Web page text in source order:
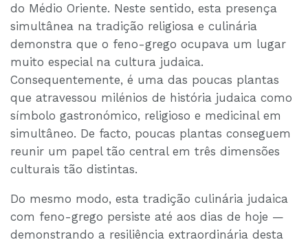
do Médio Oriente. Neste sentido, esta presença
simultânea na tradição religiosa e culinária
demonstra que o feno-grego ocupava um lugar
muito especial na cultura judaica.
Consequentemente, é uma das poucas plantas
que atravessou milénios de história judaica como
símbolo gastronómico, religioso e medicinal em
simultâneo. De facto, poucas plantas conseguem
reunir um papel tão central em três dimensões
culturais tão distintas.
Do mesmo modo, esta tradição culinária judaica
com feno-grego persiste até aos dias de hoje —
demonstrando a resiliência extraordinária desta